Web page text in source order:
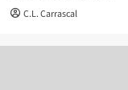
C.L. Carrascal